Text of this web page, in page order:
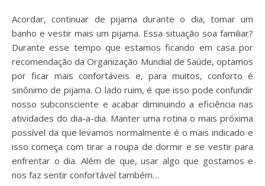
Acordar, continuar de pijama durante o dia, tomar um
banho e vestir mais um pijama. Essa situação soa familiar?
Durante esse tempo que estamos ficando em casa por
recomendação da Organização Mundial de Saúde, optamos
por ficar mais confortáveis e, para muitos, conforto é
sinônimo de pijama. O lado ruim, é que isso pode confundir
nosso subconsciente e acabar diminuindo a eficiência nas
atividades do dia-a-dia. Manter uma rotina o mais próxima
possível da que levamos normalmente é o mais indicado e
isso começa com tirar a roupa de dormir e se vestir para
enfrentar o dia. Além de que, usar algo que gostamos e
nos faz sentir confortável também…